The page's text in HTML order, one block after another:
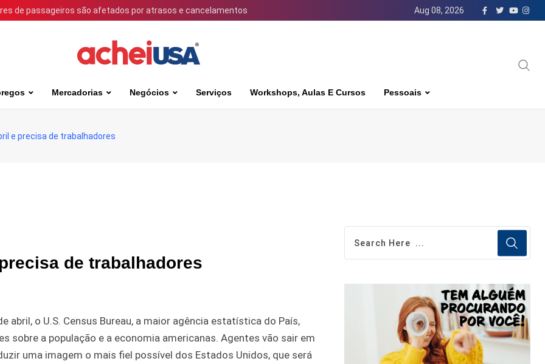
de passageiros são afetados por atrasos e cancelamentos Aug 08, 2026
Mercadorias Negócios Serviços Workshops, Aulas E Cursos Pessoais
e precisa de trabalhadores
de trabalhadores
abril, o U.S. Census Bureau, a maior agência estatística do País,
sobre a população e a economia americanas. Agentes vão sair em
uma imagem o mais fiel possível dos Estados Unidos, que será